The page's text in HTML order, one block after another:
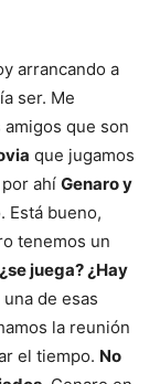
arrancando a
ser. Me
que son
que jugamos
ahí Genaro y
Está bueno,
tenemos un
juega? ¿Hay
de esas
la reunión
el tiempo. No